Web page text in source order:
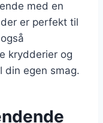
med en
er perfekt til
krydderier og
din egen smag.